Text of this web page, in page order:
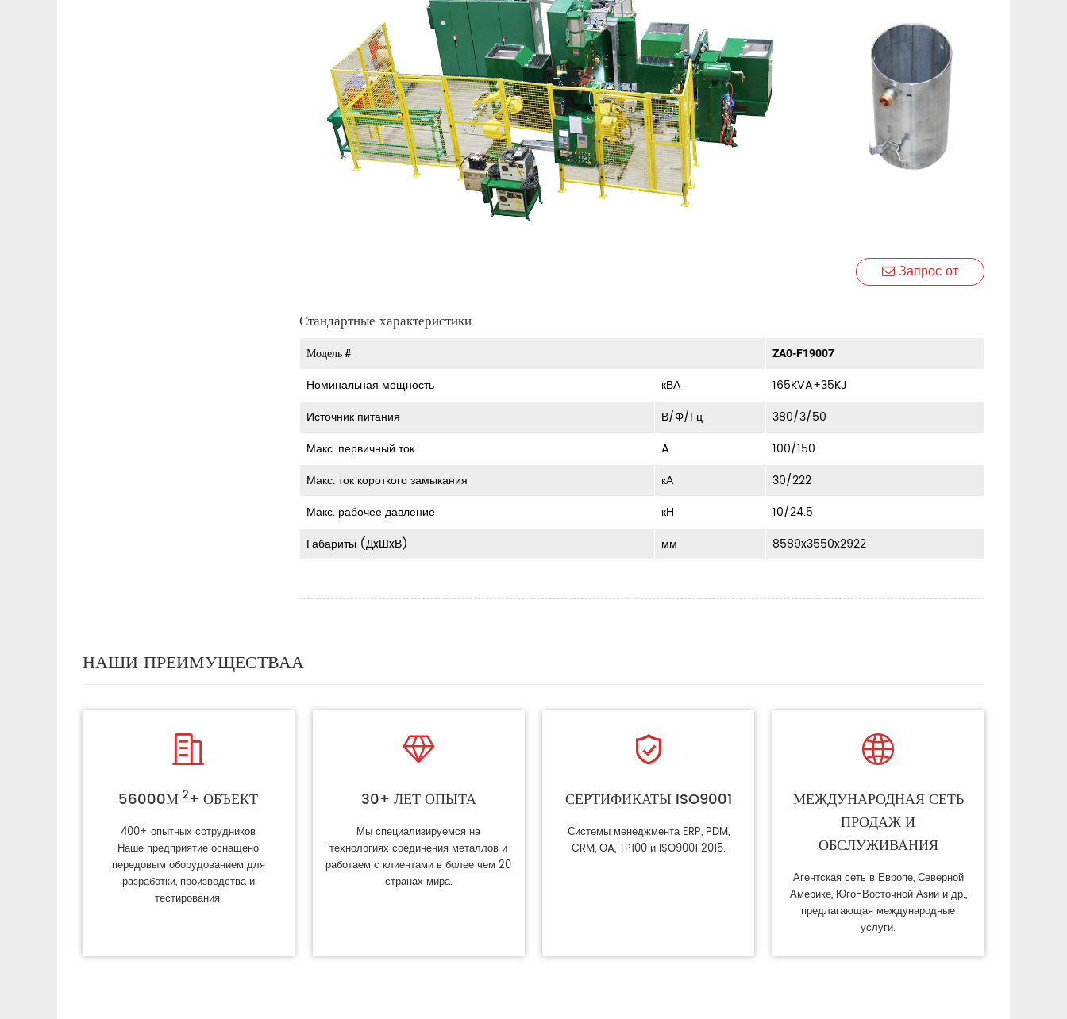
Запрос от
Стандартные характеристики
Модель # ZA0-F19007
Номинальная мощность кВА
165KVA+35KJ
Источник питания
В/Φ/Гц
380/3/50
Макс. первичный ток
A
100/150
Макс. ток короткого замыкания
кА
30/222
Макс. рабочее давление
кН
10/24.5
Габариты (ДxШxВ)
мм 8589x3550x2922
НАШИ ПРЕИМУЩЕСТВАА

56000М2+ ОБЪЕКТ
400+ опытных сотрудников
Наше предприятие оснащено
передовым оборудованием для
разработки, производства и
тестирования.

30+ ЛЕТ ОПЫТА
Мы специализируемся на
технологиях соединения металлов и
работаем с клиентами в более чем 20
странах мира.

СЕРТИФИКАТЫ ISO9001
Системы менеджмента ERP, PDM,
CRM, OA, TP100 и ISO9001 2015.

МЕЖДУНАРОДНАЯ СЕТЬ
ПРОДАЖ И
ОБСЛУЖИВАНИЯ
Агентская сеть в Европе, Северной
Америке, Юго-Восточной Азии и др.,
предлагающая международные
услуги.